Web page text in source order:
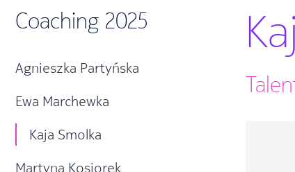
Coaching 2025
Agnieszka Partyńska
Ewa Marchewka
Kaja Smolka
Martyna Kosiorek